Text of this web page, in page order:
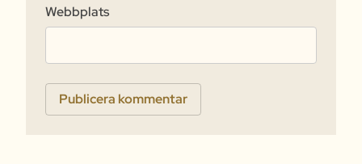
Webbplats